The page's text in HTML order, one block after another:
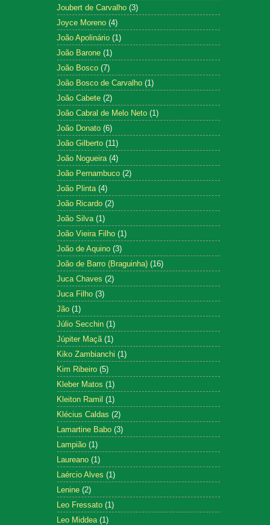
Joubert de Carvalho (3)
Joyce Moreno (4)
João Apolinário (1)
João Barone (1)
João Bosco (7)
João Bosco de Carvalho (1)
João Cabete (2)
João Cabral de Melo Neto (1)
João Donato (6)
João Gilberto (11)
João Nogueira (4)
João Pernambuco (2)
João Plinta (4)
João Ricardo (2)
João Silva (1)
João Vieira Filho (1)
João de Aquino (3)
João de Barro (Braguinha) (16)
Juca Chaves (2)
Juca Filho (3)
Jão (1)
Júlio Secchin (1)
Júpiter Maçã (1)
Kiko Zambianchi (1)
Kim Ribeiro (5)
Kleber Matos (1)
Kleiton Ramil (1)
Klécius Caldas (2)
Lamartine Babo (3)
Lampião (1)
Laureano (1)
Laércio Alves (1)
Lenine (2)
Leo Fressato (1)
Leo Middea (1)